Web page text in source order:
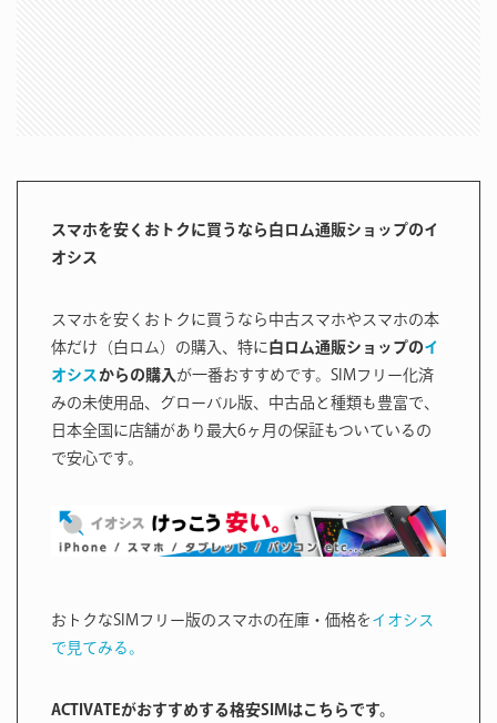
スマホを安くおトクに買うなら白ロム通販ショップのイ
オシス
スマホを安くおトクに買うなら中古スマホやスマホの本
体だけ（白ロム）の購入、特に 白ロム通販ショップのイ
オシス からの購入 が一番おすすめです。SIMフリー化済
みの未使用品、グローバル版、中古品と種類も豊富で、
日本全国に店舗があり最大6ヶ月の保証もついているの
で安心です。
おトクなSIMフリー版のスマホの在庫・価格を イオシス
で見てみる。
ACTIVATEがおすすめする格安SIMはこちらです。